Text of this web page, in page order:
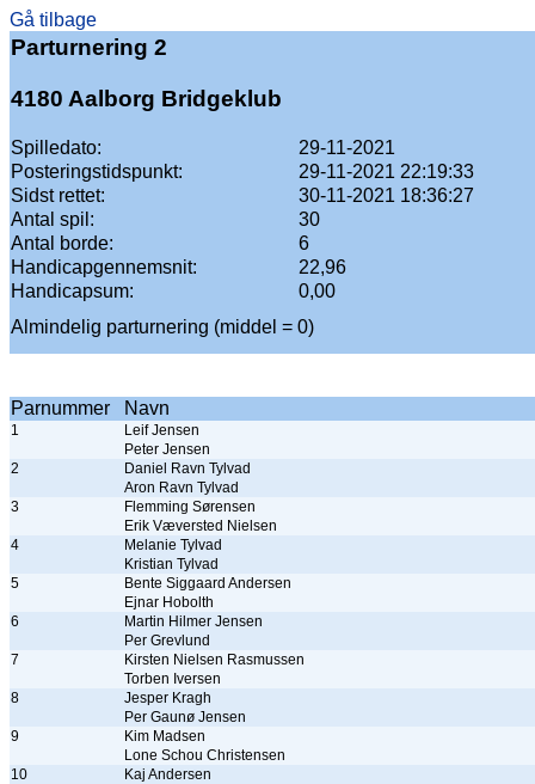
Gå tilbage
Parturnering 2
4180 Aalborg Bridgeklub
Spilledato:
29-11-2021
Posteringstidspunkt:
29-11-2021 22:19:33
Sidst rettet:
30-11-2021 18:36:27
Antal spil:
30
Antal borde:
6
Handicapgennemsnit:
22,96
Handicapsum:
0,00
Almindelig parturnering (middel = 0)
Parnummer Navn
1
Leif Jensen
Peter Jensen
2
Daniel Ravn Tylvad
Aron Ravn Tylvad
3
Flemming Sørensen
Erik Væversted Nielsen
4
Melanie Tylvad
Kristian Tylvad
5
Bente Siggaard Andersen
Ejnar Hobolth
6
Martin Hilmer Jensen
Per Grevlund
7
Kirsten Nielsen Rasmussen
Torben Iversen
8
Jesper Kragh
Per Gaunø Jensen
9
Kim Madsen
Lone Schou Christensen
10
Kaj Andersen